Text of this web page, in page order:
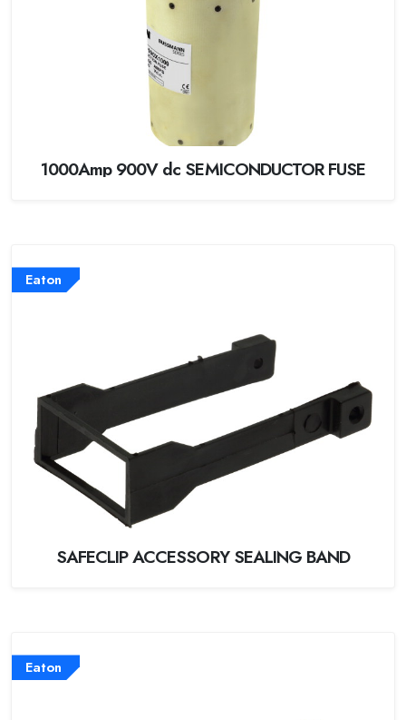
1000Amp 900V dc SEMICONDUCTOR FUSE
Eaton
SAFECLIP ACCESSORY SEALING BAND
Eaton